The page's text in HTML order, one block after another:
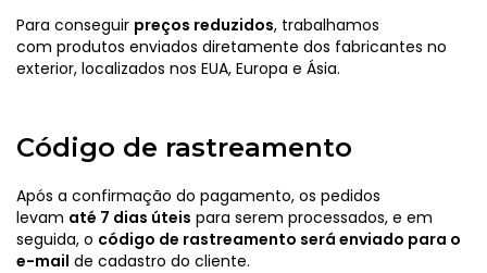
Para conseguir preços reduzidos, trabalhamos
com produtos enviados diretamente dos fabricantes no
exterior, localizados nos EUA, Europa e Ásia.
Código de rastreamento
Após a confirmação do pagamento, os pedidos
levam até 7 dias úteis para serem processados, e em
seguida, o código de rastreamento será enviado para o
e-mail de cadastro do cliente.